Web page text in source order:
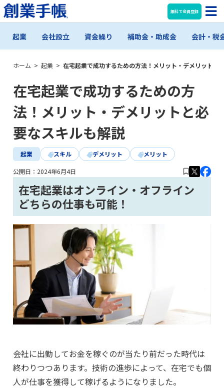
無料で会員登録
起業 会社設立 資金繰り 補助金・助成金 会計・税
ホーム > 起業 > 在宅起業で成功するための方法！メリット・デメリットと
在宅起業で成功するための方
法！メリット・デメリットと必
要なスキルも解説
起業 スキル デメリット メリット
公開日： 2024年6月4日
在宅起業はオンライン・オフライン
どちらの仕事も可能！
会社に出勤してお金を稼ぐのが当たり前だった時代は
終わりつつあります。技術の進歩によって、在宅でも個
人が仕事を獲得して稼げるようになりました。